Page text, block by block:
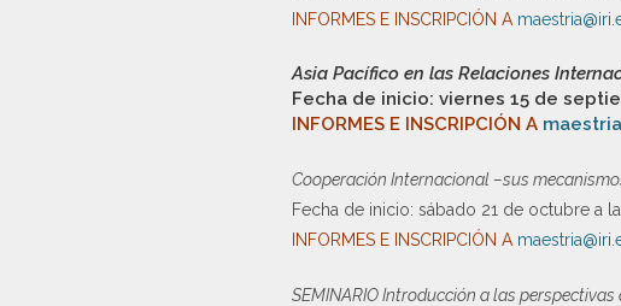
INFORMES E INSCRIPCIÓN A
Asia Pacífico en las Relaciones
Fecha de inicio: viernes 15 de
INFORMES E INSCRIPCIÓN A
Cooperación Internacional –sus
Fecha de inicio: sábado 21 de octubre a
INFORMES E INSCRIPCIÓN A
SEMINARIO Introducción a las